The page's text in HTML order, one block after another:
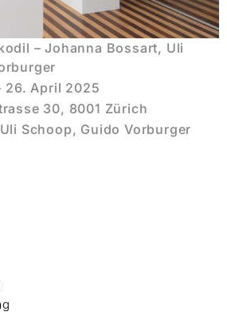
– Johanna Bossart, Uli
26. April 2025
30, 8001 Zürich
Schoop, Guido Vorburger